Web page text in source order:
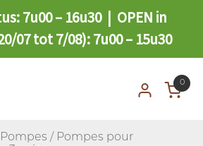
7u00 – 16u30 | OPEN in
07 tot 7/08): 7u00 – 15u30
0
Pompes / Pompes pour